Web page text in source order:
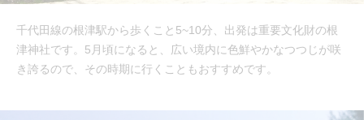
千代田線の根津駅から歩くこと5~10分、出発は重要文化財の根
津神社です。5月頃になると、広い境内に色鮮やかなつつじが咲
き誇るので、その時期に行くこともおすすめです。